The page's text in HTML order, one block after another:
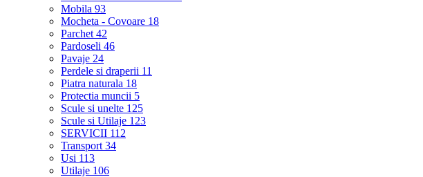
Mobila 93
Mocheta - Covoare 18
Parchet 42
Pardoseli 46
Pavaje 24
Perdele si draperii 11
Piatra naturala 18
Protectia muncii 5
Scule si unelte 125
Scule si Utilaje 123
SERVICII 112
Transport 34
Usi 113
Utilaje 106